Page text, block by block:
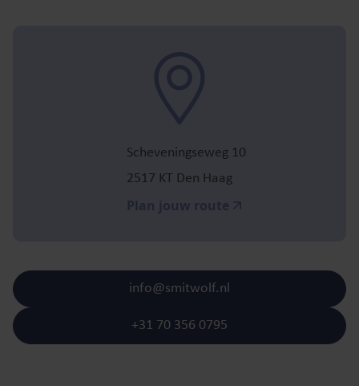
Scheveningseweg 10
2517 KT Den Haag
+31 70 356 0795
info@smitwolf.nl